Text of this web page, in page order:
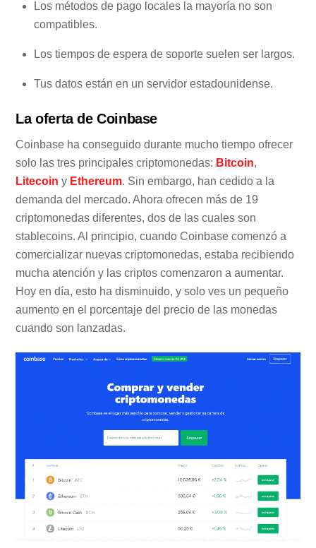
Los métodos de pago locales la mayoría no son
compatibles.
Los tiempos de espera de soporte suelen ser largos.
Tus datos están en un servidor estadounidense.
La oferta de Coinbase
Coinbase ha conseguido durante mucho tiempo ofrecer
solo las tres principales criptomonedas: Bitcoin,
Litecoin y Ethereum. Sin embargo, han cedido a la
demanda del mercado. Ahora ofrecen más de 19
criptomonedas diferentes, dos de las cuales son
stablecoins. Al principio, cuando Coinbase comenzó a
comercializar nuevas criptomonedas, estaba recibiendo
mucha atención y las criptos comenzaron a aumentar.
Hoy en día, esto ha disminuido, y solo ves un pequeño
aumento en el porcentaje del precio de las monedas
cuando son lanzadas.